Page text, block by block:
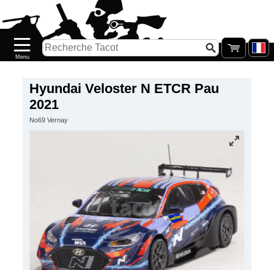
Hyundai Veloster N ETCR Pau
2021
No69 Vernay
Nouveautés
Catalogue/Stock
PETITS
PRIX